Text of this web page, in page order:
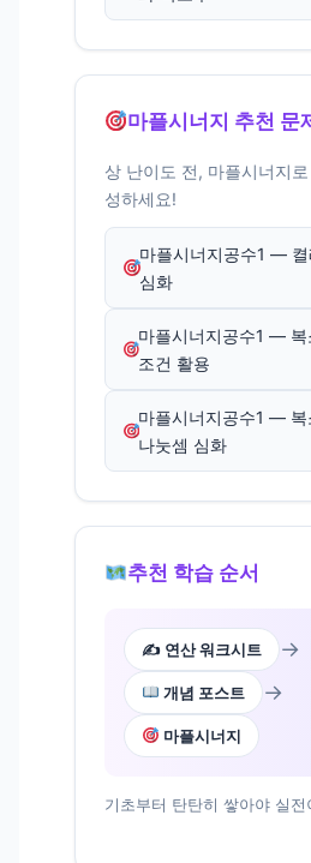
마플시너지 추천 문제
상 난이도 전, 마플시너지
성하세요!
마플시너지공수1 —
심화
마플시너지공수1 — 복
조건 활용
마플시너지공수1 — 복
나눗셈 심화
추천 학습 순서
✍️ 연산 워크시트 →
개념 포스트 →
마플시너지
기초부터 탄탄히 쌓아야 실전